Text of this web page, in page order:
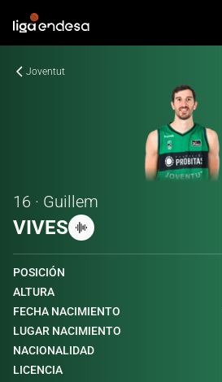
Joventut
16 · Guillem
VIVES
POSICIÓN
ALTURA
FECHA NACIMIENTO
LUGAR NACIMIENTO
NACIONALIDAD
LICENCIA